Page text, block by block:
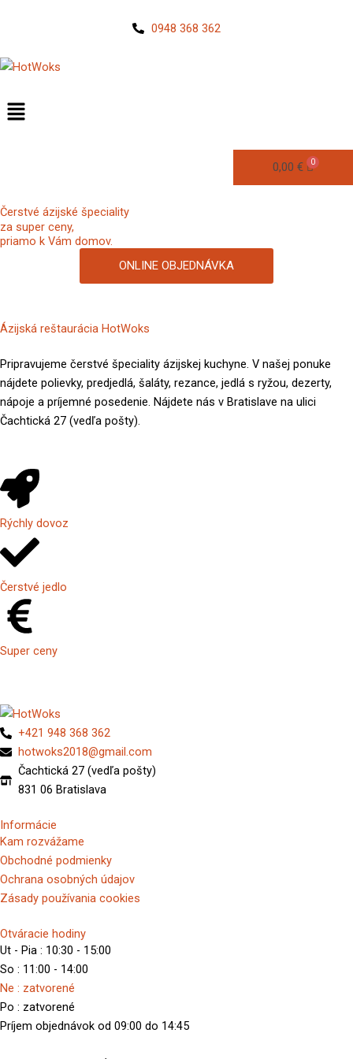
0948 368 362
0,00 €
Čerstvé ázijské špeciality
za super ceny,
priamo k Vám domov.
ONLINE OBJEDNÁVKA
Ázijská reštaurácia HotWoks
Pripravujeme čerstvé špeciality ázijskej kuchyne. V našej ponuke
nájdete polievky, predjedlá, šaláty, rezance, jedlá s ryžou, dezerty,
nápoje a príjemné posedenie. Nájdete nás v Bratislave na ulici
Čachtická 27 (vedľa pošty).
Rýchly dovoz
Čerstvé jedlo
Super ceny
+421 948 368 362
hotwoks2018@gmail.com
Čachtická 27 (vedľa pošty)
831 06 Bratislava
Informácie
Kam rozvážame
Obchodné podmienky
Ochrana osobných údajov
Zásady používania cookies
Otváracie hodiny
Ut - Pia : 10:30 - 15:00
So : 11:00 - 14:00
Ne : zatvorené
Po : zatvorené
Príjem objednávok od 09:00 do 14:45